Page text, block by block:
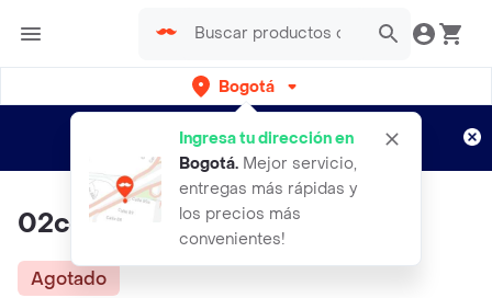
Bogotá
Ingresa tu dirección en
Bogotá. Mejor servicio,
entregas más rápidas y
los precios más
convenientes!
envíos gratis por semanas
Aplican TyC
02collins22
Agotado